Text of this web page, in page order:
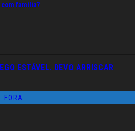
família?
ESTÁVEL. DEVO ARRISCAR
FORA